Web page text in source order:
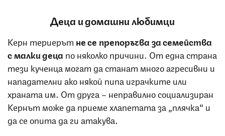
Деца и домашни любимци
Керн териерът не се препоръчва за семейства
с малки деца по няколко причини. От една страна
тези кученца могат да станат много агресивни и
нападателни ако някой пипа играчките или
храната им. От друга – неправилно социализиран
Кернът може да приеме хлапетата за „плячка“ и
да се опита да ги атакува.